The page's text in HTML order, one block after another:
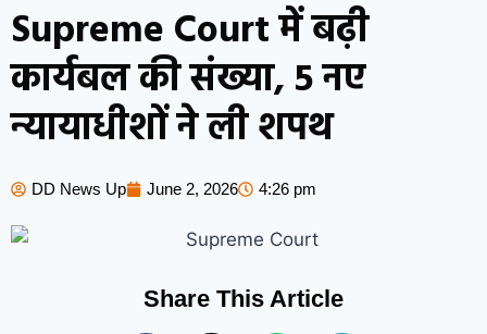
Supreme Court में बढ़ी
कार्यबल की संख्या, 5 नए
न्यायाधीशों ने ली शपथ
DD News Up June 2, 2026 4:26 pm
Share This Article